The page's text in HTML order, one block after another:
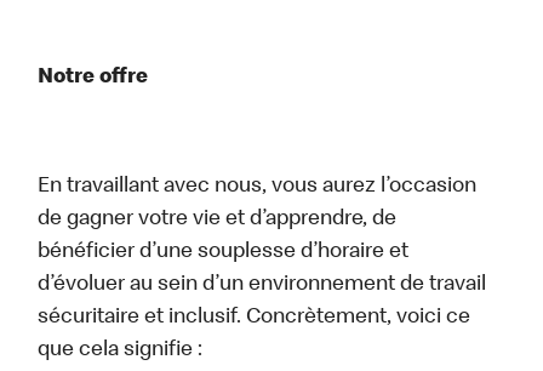
Notre offre
En travaillant avec nous, vous aurez l’occasion
de gagner votre vie et d’apprendre, de
bénéficier d’une souplesse d’horaire et
d’évoluer au sein d’un environnement de travail
sécuritaire et inclusif. Concrètement, voici ce
que cela signifie :